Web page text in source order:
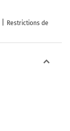
Restrictions de